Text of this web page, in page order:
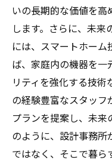
いの長期的な価値を
します。さらに、未
には、スマートホーム
ば、家庭内の機器を一
リティを強化する技
の経験豊富なスタッフ
プランを提案し、未来
のように、設計事務
ではなく、そこで暮ら